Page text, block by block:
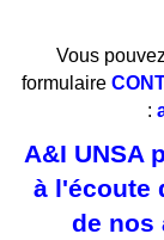
Vous
formulaire
:
A&I UNSA
à l'écoute
de nos